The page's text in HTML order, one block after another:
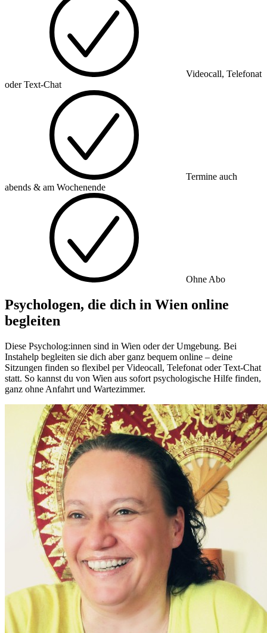
Videocall, Telefonat
oder Text-Chat
Termine auch
abends & am Wochenende
Ohne Abo
Psychologen, die dich in Wien online
begleiten
Diese Psycholog:innen sind in Wien oder der Umgebung. Bei
Instahelp begleiten sie dich aber ganz bequem online – deine
Sitzungen finden so flexibel per Videocall, Telefonat oder Text-Chat
statt. So kannst du von Wien aus sofort psychologische Hilfe finden,
ganz ohne Anfahrt und Wartezimmer.